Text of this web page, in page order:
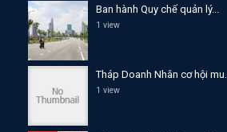
Ban hành Quy chế quản lý...
1 view
Tháp Doanh Nhân cơ hội mu...
1 view